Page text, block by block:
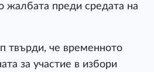
жалбата преди средата на
твърди, че временното
за участие в избори